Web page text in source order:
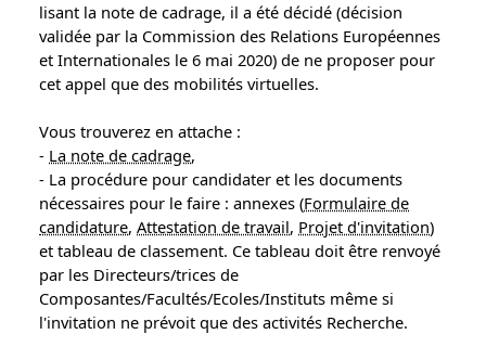
lisant la note de cadrage, il a été décidé (décision
validée par la Commission des Relations Européennes
et Internationales le 6 mai 2020) de ne proposer pour
cet appel que des mobilités virtuelles.
Vous trouverez en attache :
- La note de cadrage,
- La procédure pour candidater et les documents
nécessaires pour le faire : annexes (Formulaire de
candidature, Attestation de travail, Projet d'invitation)
et tableau de classement. Ce tableau doit être renvoyé
par les Directeurs/trices de
Composantes/Facultés/Ecoles/Instituts même si
l'invitation ne prévoit que des activités Recherche.